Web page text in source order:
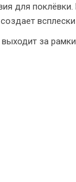
для
за